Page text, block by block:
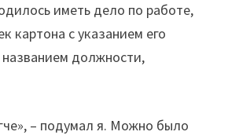
иметь дело по работе,
картона с указанием его
должности,
– подумал я. Можно было